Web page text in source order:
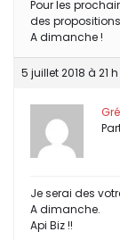
Pour les
des
A dimanche !
5 juillet 2018 à 21
Je serai des
A dimanche.
Api Biz !!